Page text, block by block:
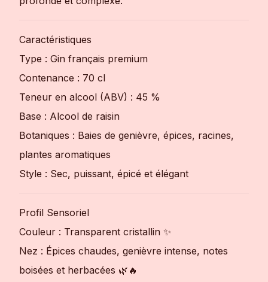
Caractéristiques
Type : Gin français premium
Contenance : 70 cl
Teneur en alcool (ABV) : 45 %
Base : Alcool de raisin
Botaniques : Baies de genièvre, épices, racines,
plantes aromatiques
Style : Sec, puissant, épicé et élégant
Profil Sensoriel
Couleur : Transparent cristallin ✨
Nez : Épices chaudes, genièvre intense, notes
boisées et herbacées 🌿🔥